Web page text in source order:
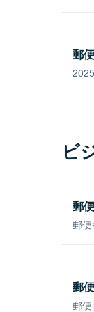
郵
ビ
郵
郵
郵
郵